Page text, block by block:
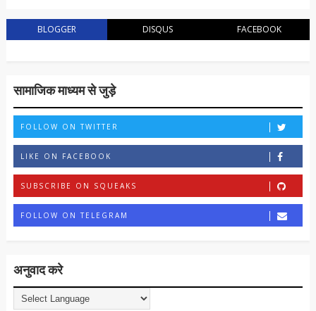
BLOGGER DISQUS FACEBOOK
सामाजिक माध्यम से जुड़े
FOLLOW ON TWITTER
LIKE ON FACEBOOK
SUBSCRIBE ON SQUEAKS
FOLLOW ON TELEGRAM
अनुवाद करे